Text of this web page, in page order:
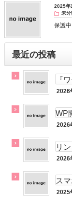
2025年
未分
保護
最近の投稿
『
法！
2026
WP
位!!
2026
リ
2026
ス
2025